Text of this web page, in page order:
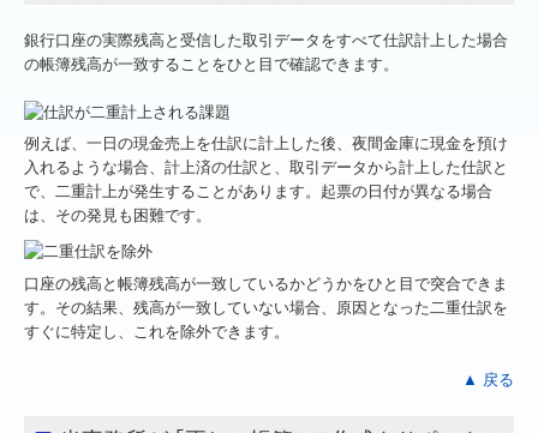
銀行口座の実際残高と受信した取引データをすべて仕訳計上した場合
の帳簿残高が一致することをひと目で確認できます。
例えば、一日の現金売上を仕訳に計上した後、夜間金庫に現金を預け
入れるような場合、計上済の仕訳と、取引データから計上した仕訳と
で、二重計上が発生することがあります。起票の日付が異なる場合
は、その発見も困難です。
口座の残高と帳簿残高が一致しているかどうかをひと目で突合できま
す。その結果、残高が一致していない場合、原因となった二重仕訳を
すぐに特定し、これを除外できます。
▲ 戻る